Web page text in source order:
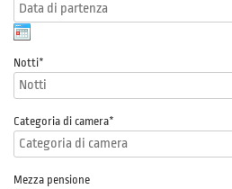
Notti*
Categoria di camera*
Mezza pensione